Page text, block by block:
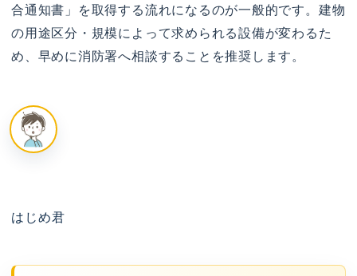
合通知書」を取得する流れになるのが一般的です。建物
の用途区分・規模によって求められる設備が変わるた
め、早めに消防署へ相談することを推奨します。
はじめ君